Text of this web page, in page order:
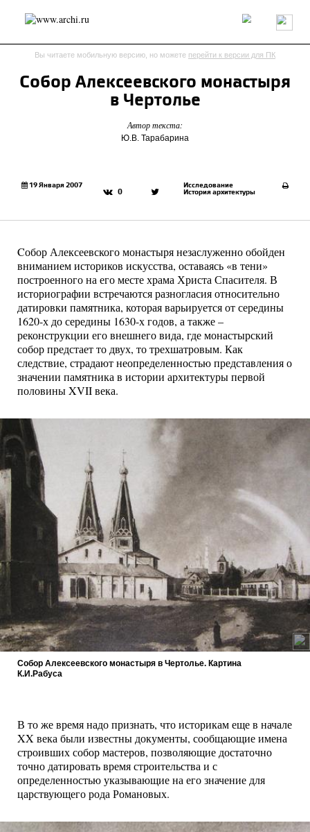
Россия Мир Технологии Интерьер Пресса
Архитекторы
Анонсы конкурсов
Исследование
Результаты конкурса
Дизайн
Иностранцы в России
Наследие Образование
Урбанистика
Вы читаете мобильную версию, но можете перейти к версии для ПК
Собор Алексеевского монастыря
в Чертолье
Автор текста:
Ю.В. Тарабарина
19 Января 2007
0
Исследование
История архитектуры
Cобор Алексеевского монастыря незаслуженно обойден
вниманием историков искусства, оставаясь «в тени»
построенного на его месте храма Христа Спасителя. В
историографии встречаются разногласия относительно
датировки памятника, которая варьируется от середины
1620-х до середины 1630-х годов, а также –
реконструкции его внешнего вида, где монастырский
собор предстает то двух, то трехшатровым. Как
следствие, страдают неопределенностью представления о
значении памятника в истории архитектуры первой
половины XVII века.
Собор Алексеевского монастыря в Чертолье. Картина
К.И.Рабуса
В то же время надо признать, что историкам еще в начале
XX века были известны документы, сообщающие имена
строивших собор мастеров, позволяющие достаточно
точно датировать время строительства и с
определенностью указывающие на его значение для
царствующего рода Романовых.